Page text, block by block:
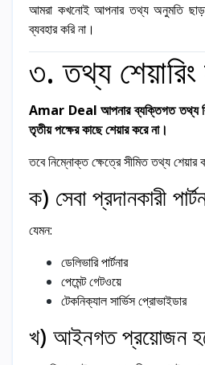
আমরা কখনোই আপনার তথ্য অনুমতি
ব্যবহার করি না।
৩. তথ্য শেয়ারিং
Amar Deal আপনার ব্যক্তিগত তথ্য
তৃতীয় পক্ষের কাছে শেয়ার করে না।
তবে নিম্নোক্ত ক্ষেত্রে সীমিত তথ্য শেয়ার
ক) সেবা প্রদানকারী
যেমন:
ডেলিভারি পার্টনার
পেমেন্ট গেটওয়ে
টেকনিক্যাল সার্ভিস প্রোভাইডার
খ) আইনগত প্রয়োজন